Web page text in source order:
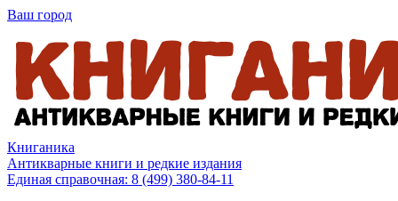
Ваш город
Книганика
Антикварные книги и редкие издания
Единая справочная: 8 (499) 380-84-11